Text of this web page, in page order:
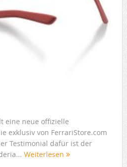
eine neue offizielle
exklusiv von FerrariStore.com
Testimonial dafür ist der
Weiterlesen